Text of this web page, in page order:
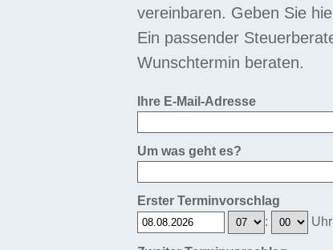
vereinbaren. Geben Sie
Ein passender
Wunschtermin beraten.
Ihre E-Mail-Adresse
Um was geht es?
Erster Terminvorschlag
:
Uhr